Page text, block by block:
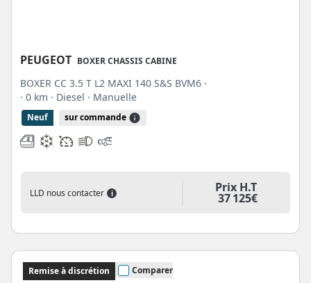
PEUGEOT BOXER CHASSIS CABINE
BOXER CC 3.5 T L2 MAXI 140 S&S BVM6 ·
· 0 km · Diesel · Manuelle
Neuf sur commande
LLD nous contacter i Prix H.T
37 125€
Remise à discrétion Comparer